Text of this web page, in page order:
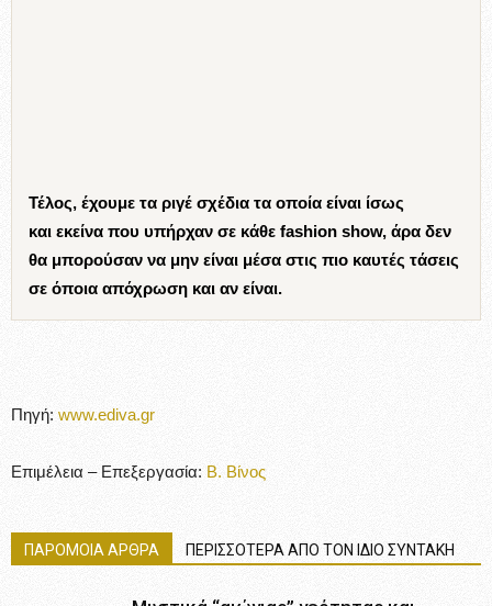
Τέλος, έχουμε τα ριγέ σχέδια τα οποία είναι ίσως
και εκείνα που υπήρχαν σε κάθε fashion show, άρα δεν
θα μπορούσαν να μην είναι μέσα στις πιο καυτές τάσεις
σε όποια απόχρωση και αν είναι.
Πηγή: www.ediva.gr
Επιμέλεια – Επεξεργασία: Β. Βίνος
ΠΑΡΟΜΟΙΑ ΑΡΘΡΑ ΠΕΡΙΣΣΟΤΕΡΑ ΑΠΟ ΤΟΝ ΙΔΙΟ ΣΥΝΤΑΚΗ